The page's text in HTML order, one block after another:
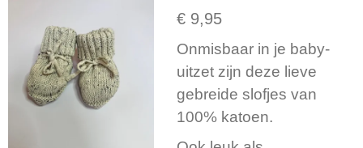
€ 9,95
Onmisbaar in je baby-
uitzet zijn deze lieve
gebreide slofjes van
100% katoen.